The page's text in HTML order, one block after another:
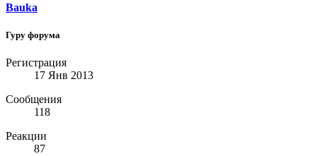
Bauka
Гуру форума
Регистрация
17 Янв 2013
Сообщения
118
Реакции
87